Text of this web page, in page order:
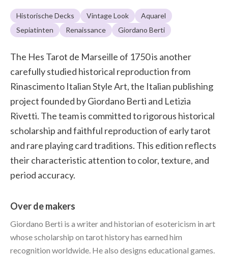
Historische Decks Vintage Look
Aquarel
Sepiatinten
Renaissance Giordano Berti
The Hes Tarot de Marseille of 1750 is another
carefully studied historical reproduction from
Rinascimento Italian Style Art, the Italian publishing
project founded by Giordano Berti and Letizia
Rivetti. The team is committed to rigorous historical
scholarship and faithful reproduction of early tarot
and rare playing card traditions. This edition reflects
their characteristic attention to color, texture, and
period accuracy.
Over de makers
Giordano Berti is a writer and historian of esotericism in art
whose scholarship on tarot history has earned him
recognition worldwide. He also designs educational games.